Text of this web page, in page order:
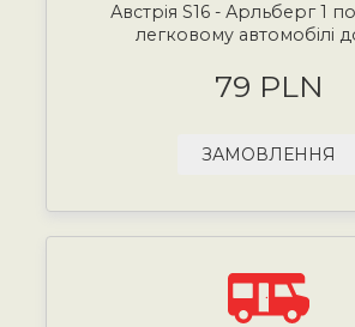
Австрія S16 - Арльберг 1
легковому автомобілі
79 PLN
ЗАМОВЛЕННЯ